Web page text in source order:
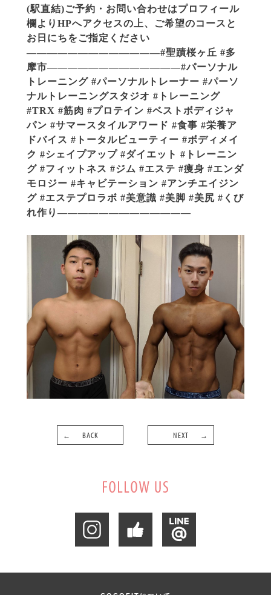
(駅直結)︎ご予約・お問い合わせはプロフィール
欄よりHPへアクセスの上、ご希望のコースと
お日にちをご指定ください
—————————————#聖蹟桜ヶ丘 #多
摩市—————————————#パーソナル
トレーニング #パーソナルトレーナー #パーソ
ナルトレーニングスタジオ #トレーニング
#TRX #筋肉 #プロテイン #ベストボディジャ
パン #サマースタイルアワード #食事 #栄養ア
ドバイス #トータルビューティー #ボディメイ
ク #シェイプアップ #ダイエット #トレーニン
グ #フィットネス #ジム #エステ #痩身 #エンダ
モロジー #キャビテーション #アンチエイジン
グ #エステプロラボ #美意識 #美脚 #美尻 #くび
れ作り—————————————
BACK NEXT